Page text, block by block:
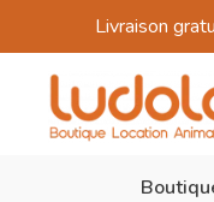
Livraison